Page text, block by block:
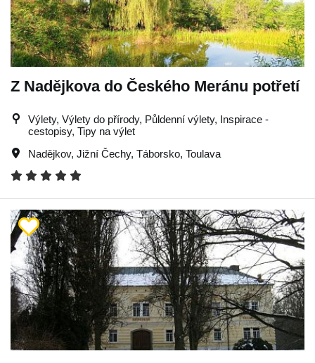
Z Nadějkova do Českého Meránu potřetí
Výlety, Výlety do přírody, Půldenní výlety, Inspirace -
cestopisy, Tipy na výlet
Nadějkov, Jižní Čechy, Táborsko, Toulava